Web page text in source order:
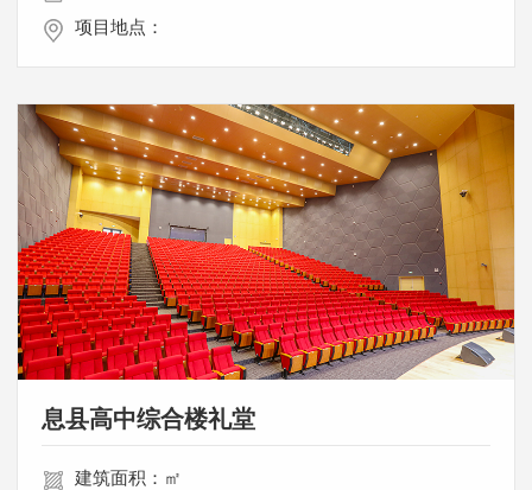
项目地点：
息县高中综合楼礼堂
建筑面积：㎡